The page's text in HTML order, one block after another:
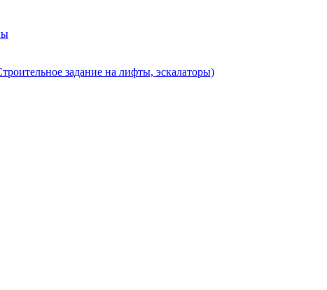
задание на лифты, эскалаторы)